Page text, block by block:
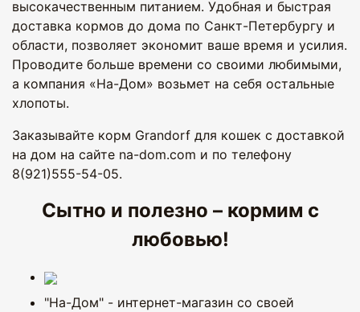
высокачественным питанием. Удобная и быстрая
доставка кормов до дома по Санкт-Петербургу и
области, позволяет экономит ваше время и усилия.
Проводите больше времени со своими любимыми,
а компания «На-Дом» возьмет на себя остальные
хлопоты.
Заказывайте корм Grandorf для кошек с доставкой
на дом на сайте na-dom.com и по телефону
8(921)555-54-05.
Сытно и полезно – кормим с
любовью!
"На-Дом" - интернет-магазин со своей